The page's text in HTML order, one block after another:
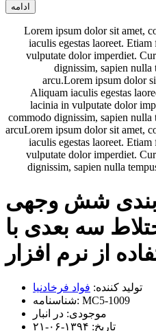
ادامه
Lorem ipsum dolor sit amet,
iaculis egestas laoreet.
vulputate dolor imperdiet.
dignissim, sapien nulla
arcu.Lorem ipsum dolor
Aliquam iaculis egestas
lacinia in vulputate dolor
commodo dignissim, sapien
arcuLorem ipsum dolor sit amet,
iaculis egestas laoreet.
vulputate dolor imperdiet.
dignissim, sapien nulla
بندی شش وجهی
سه بعدی با
تولید کننده: فواد فرخادنیا
شناسنامه: MC5-1009
موجودی: در انبار
تاریخ: ۱۳۹۴-۰۶-۲۱